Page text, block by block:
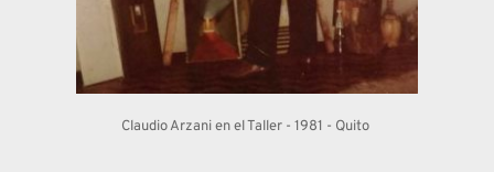
Claudio Arzani en el Taller - 1981 - Quito